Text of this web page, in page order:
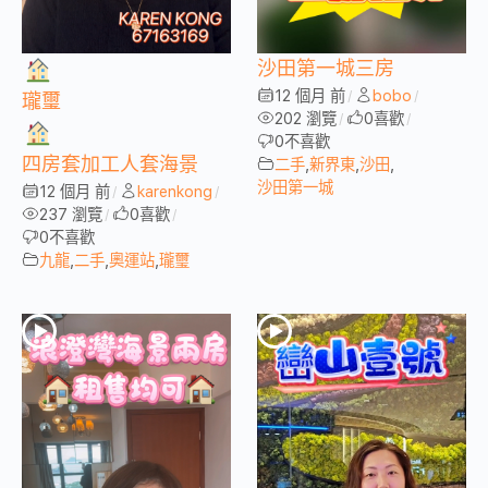
瓏璽
四房套加工人套海景
12 個月 前 / karenkong /
237 瀏覽 / 0喜歡 /
0不喜歡
九龍 二手 奧運站 瓏璽
沙田第一城三房
12 個月 前 / bobo /
202 瀏覽 / 0喜歡 /
0不喜歡
二手 新界東 沙田
沙田第一城